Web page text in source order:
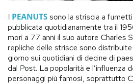
I PEANUTSsono la striscia a
pubblicata quotidianamente tra il
morì a 77 anni il suo autore Charles
repliche delle strisce sono
giorno sui quotidiani di decine di
dal Post. La popolarità e l’influenza
personaggi più famosi, soprattutto